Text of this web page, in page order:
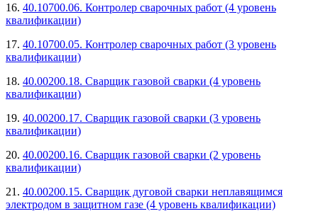
16. 40.10700.06. Контролер сварочных работ (4 уровень
квалификации)
17. 40.10700.05. Контролер сварочных работ (3 уровень
квалификации)
18. 40.00200.18. Сварщик газовой сварки (4 уровень
квалификации)
19. 40.00200.17. Сварщик газовой сварки (3 уровень
квалификации)
20. 40.00200.16. Сварщик газовой сварки (2 уровень
квалификации)
21. 40.00200.15. Сварщик дуговой сварки неплавящимся
электродом в защитном газе (4 уровень квалификации)